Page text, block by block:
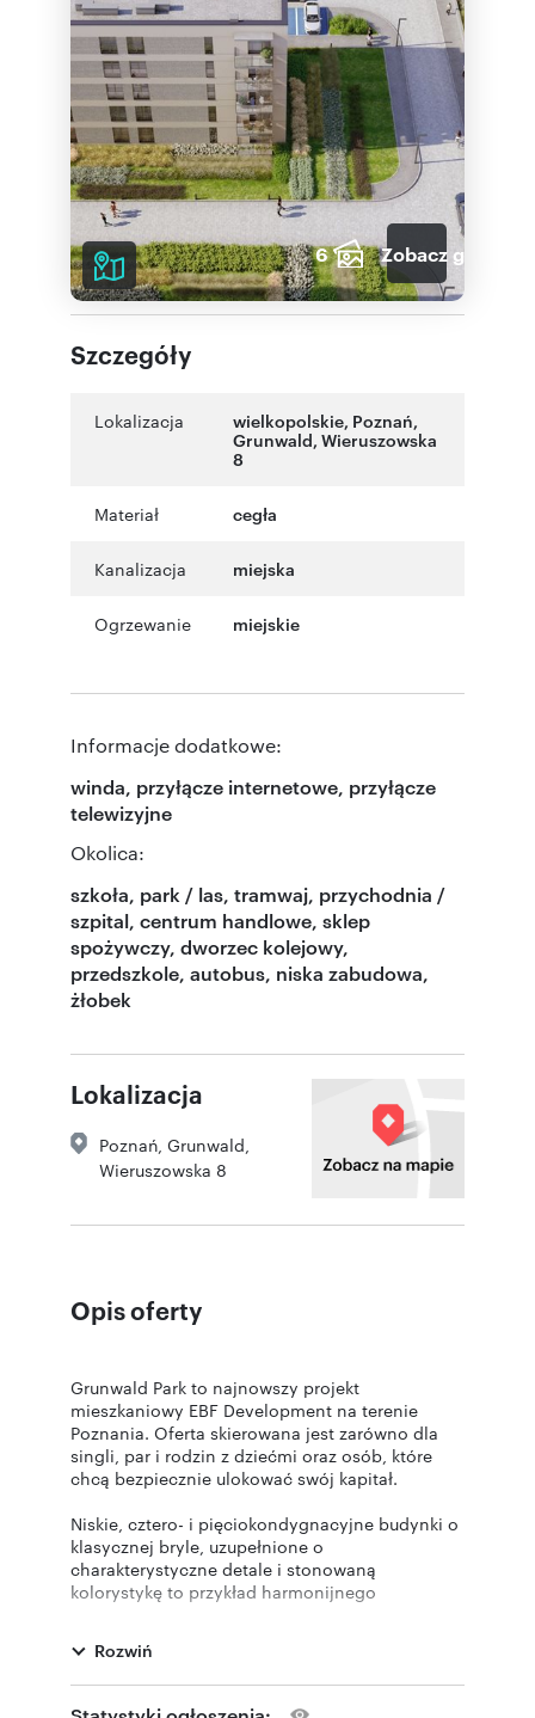
6 Zobacz galerię
Szczegóły
Lokalizacja wielkopolskie, Poznań,
Grunwald, Wieruszowska
8
Materiał cegła
Kanalizacja miejska
Ogrzewanie miejskie
Informacje dodatkowe:
winda, przyłącze internetowe, przyłącze
telewizyjne
Okolica:
szkoła, park / las, tramwaj, przychodnia /
szpital, centrum handlowe, sklep
spożywczy, dworzec kolejowy,
przedszkole, autobus, niska zabudowa,
żłobek
Lokalizacja
Poznań, Grunwald,
Wieruszowska 8
Opis oferty
Grunwald Park to najnowszy projekt
mieszkaniowy EBF Development na terenie
Poznania. Oferta skierowana jest zarówno dla
singli, par i rodzin z dziećmi oraz osób, które
chcą bezpiecznie ulokować swój kapitał.
Niskie, cztero- i pięciokondygnacyjne budynki o
klasycznej bryle, uzupełnione o
charakterystyczne detale i stonowaną
kolorystykę to przykład harmonijnego
technologicznych.
W pierwszym etapie osiedla powstaną 2
Rozwiń